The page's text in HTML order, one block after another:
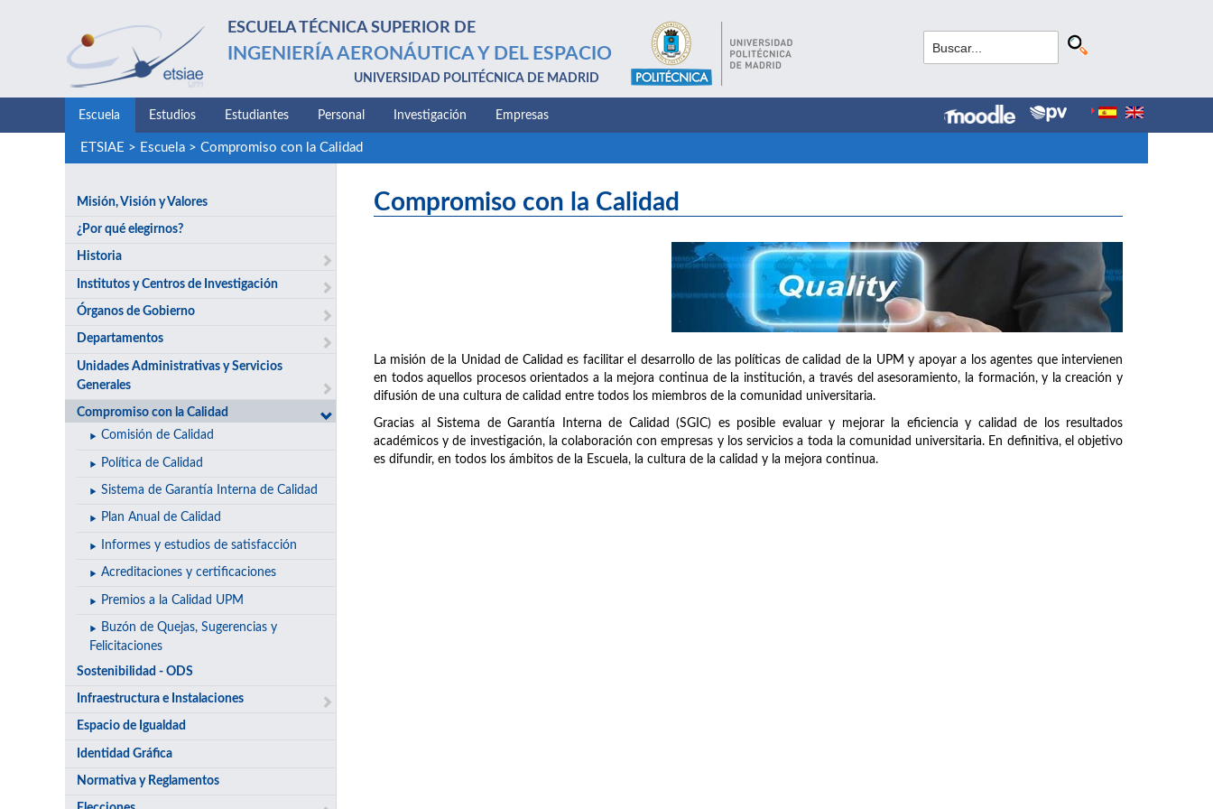
ESCUELA TÉCNICA SUPERIOR DE
INGENIERÍA AERONÁUTICA Y DEL ESPACIO
UNIVERSIDAD POLITÉCNICA DE MADRID
Escuela Estudios Estudiantes Personal Investigación Empresas
ETSIAE > Escuela> Compromiso con la Calidad
Misión, Visión y Valores
¿Por qué elegirnos?
Historia
Institutos y Centros de Investigación
Órganos de Gobierno
Departamentos
Unidades Administrativas y Servicios
Generales
Compromiso con la Calidad
Comisión de Calidad
Política de Calidad
Sistema de Garantía Interna de Calidad
Plan Anual de Calidad
Informes y estudios de satisfacción
Acreditaciones y certificaciones
Premios a la Calidad UPM
Buzón de Quejas, Sugerencias y
Felicitaciones
Sostenibilidad - ODS
Infraestructura e Instalaciones
Espacio de Igualdad
Identidad Gráfica
Normativa y Reglamentos
Compromiso con la Calidad
La misión de la Unidad de Calidad es facilitar el desarrollo de las políticas de calidad de la UPM y apoyar a los agentes que intervienen
en todos aquellos procesos orientados a la mejora continua de la institución, a través del asesoramiento, la formación, y la creación y
difusión de una cultura de calidad entre todos los miembros de la comunidad universitaria.
Gracias al Sistema de Garantía Interna de Calidad (SGIC) es posible evaluar y mejorar la eficiencia y calidad de los resultados
académicos y de investigación, la colaboración con empresas y los servicios a toda la comunidad universitaria. En definitiva, el objetivo
es difundir, en todos los ámbitos de la Escuela, la cultura de la calidad y la mejora continua.